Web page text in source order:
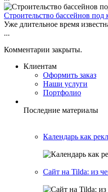
Строительство бассейнов
Уже длительное время
...
Комментарии закрыты.
Клиентам
Оформить заказ
Наши услуги
Портфолио
Последние материалы
Календарь как
Сайт на Tilda: из